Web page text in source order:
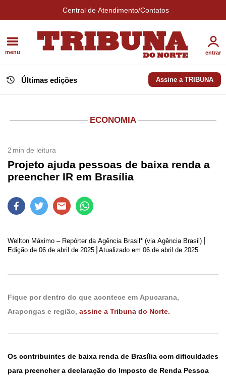
Central de Atendimento/Contatos
menu entrar
Últimas edições Assine a TRIBUNA
ECONOMIA
2 min de leitura
Projeto ajuda pessoas de baixa renda a
preencher IR em Brasília
Wellton Máximo – Repórter da Agência Brasil* (via Agência Brasil)
Edição de 06 de abril de 2025 Atualizado em 06 de abril de 2025
Fique por dentro do que acontece em Apucarana,
Arapongas e região, assine a Tribuna do Norte.
Os contribuintes de baixa renda de Brasília com dificuldades
para preencher a declaração do Imposto de Renda Pessoa